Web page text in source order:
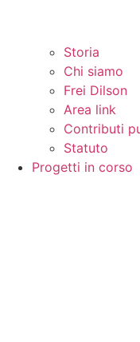
Storia
Chi siamo
Frei Dilson
Area link
Contributi
Statuto
Progetti in corso